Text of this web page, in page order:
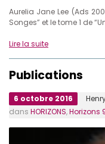
Aurelia Jane Lee (Ads
Songes” et le tome 1 de
Lire la suite
Publications
6 octobre 2016
dans HORIZONS,Horizons